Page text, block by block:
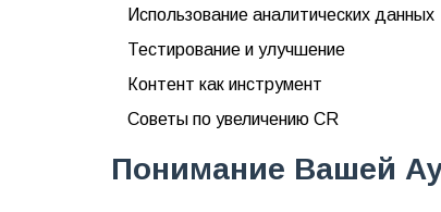
Использование аналитических данных
Тестирование и улучшение
Контент как инструмент
Советы по увеличению CR
Понимание Вашей